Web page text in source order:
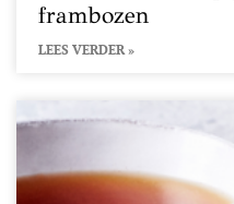
frambozen
LEES VERDER »